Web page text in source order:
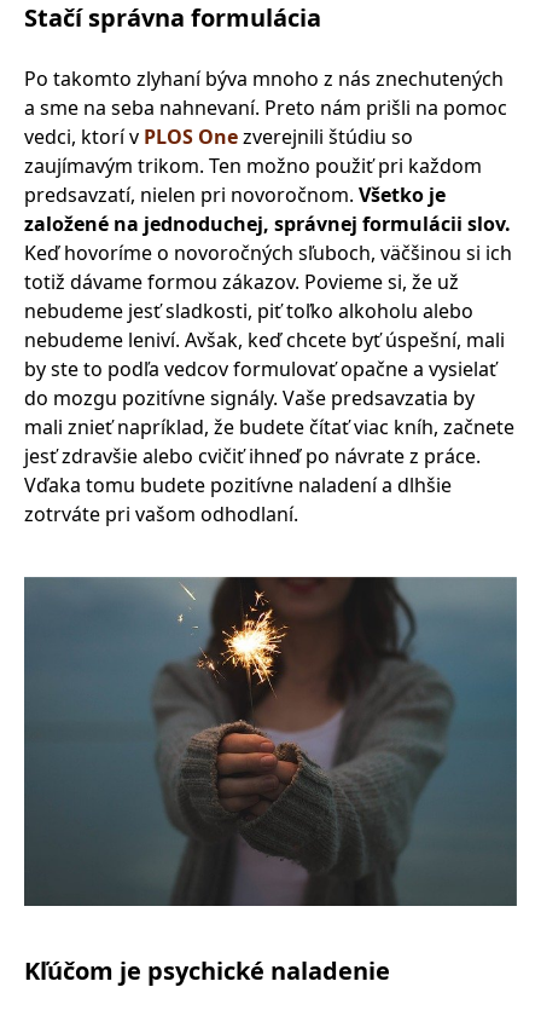
Stačí správna formulácia
Po takomto zlyhaní býva mnoho z nás znechutených
a sme na seba nahnevaní. Preto nám prišli na pomoc
vedci, ktorí v PLOS Onezverejnili štúdiu so
zaujímavým trikom. Ten možno použiť pri každom
predsavzatí, nielen pri novoročnom. Všetko je
založené na jednoduchej, správnej formulácii slov.
Keď hovoríme o novoročných sľuboch, väčšinou si ich
totiž dávame formou zákazov. Povieme si, že už
nebudeme jesť sladkosti, piť toľko alkoholu alebo
nebudeme leniví. Avšak, keď chcete byť úspešní, mali
by ste to podľa vedcov formulovať opačne a vysielať
do mozgu pozitívne signály. Vaše predsavzatia by
mali znieť napríklad, že budete čítať viac kníh, začnete
jesť zdravšie alebo cvičiť ihneď po návrate z práce.
Vďaka tomu budete pozitívne naladení a dlhšie
zotrváte pri vašom odhodlaní.
Kľúčom je psychické naladenie